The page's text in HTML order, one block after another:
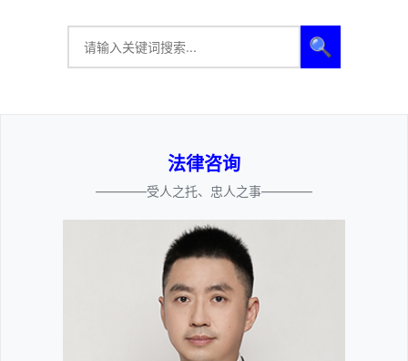
🔍
法律咨询
————受人之托、忠人之事————